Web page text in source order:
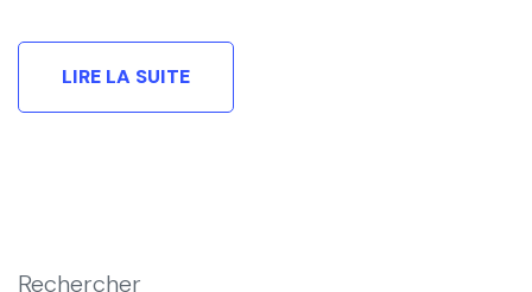
LIRE LA SUITE
Rechercher